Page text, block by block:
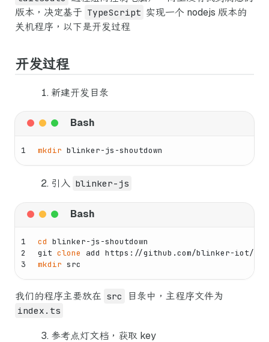
版本，决定基于 TypeScript 实现一个 nodejs 版本的
关机程序，以下是开发过程
开发过程
新建开发目录
1 mkdir blinker-js-shoutdown
引入 blinker-js
1
2
3
cd blinker-js-shoutdown
git clone
add https://github.com/blinker-iot/
mkdir src
我们的程序主要放在 src
目录中，主程序文件为
index.ts
参考点灯文档，获取 key